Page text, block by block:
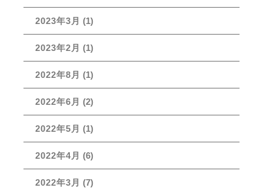
2023年3月 (1)
2023年2月 (1)
2022年8月 (1)
2022年6月 (2)
2022年5月 (1)
2022年4月 (6)
2022年3月 (7)